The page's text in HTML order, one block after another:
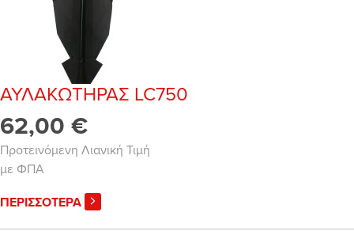
ΑΥΛΑΚΩΤΗΡΑΣ LC750
62,00 €
Προτεινόμενη Λιανική Τιμή
με ΦΠΑ
ΠΕΡΙΣΣΟΤΕΡΑ